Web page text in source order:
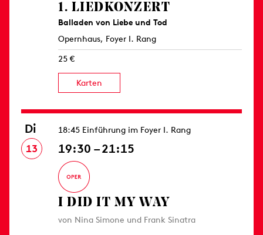
1. LIED­KONZERT
Balladen von Liebe und Tod
Opernhaus, Foyer I. Rang
25 €
Karten
Di
13
18:45 Einführung im Foyer I. Rang
19:30 – 21:15
I DID IT MY WAY
von Nina Simone und Frank Sinatra